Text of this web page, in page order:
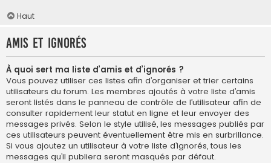
Haut
Amis et ignorés
À quoi sert ma liste d’amis et d’ignorés ?
Vous pouvez utiliser ces listes afin d’organiser et trier certains
utilisateurs du forum. Les membres ajoutés à votre liste d’amis
seront listés dans le panneau de contrôle de l’utilisateur afin de
consulter rapidement leur statut en ligne et leur envoyer des
messages privés. Selon le style utilisé, les messages publiés par
ces utilisateurs peuvent éventuellement être mis en surbrillance.
Si vous ajoutez un utilisateur à votre liste d’ignorés, tous les
messages qu’il publiera seront masqués par défaut.